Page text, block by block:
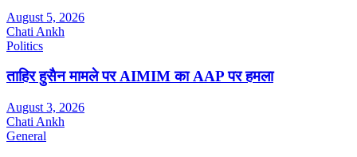
August 5, 2026
Chati Ankh
Politics
ताहिर हुसैन मामले पर AIMIM का AAP पर हमला
August 3, 2026
Chati Ankh
General